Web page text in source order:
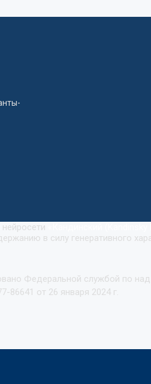
в силу генеративного
Федеральной службой по
от 26 января 2024 г.